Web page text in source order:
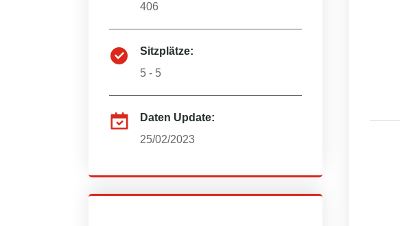
406
Sitzplätze:
5 - 5
Daten Update:
25/02/2023